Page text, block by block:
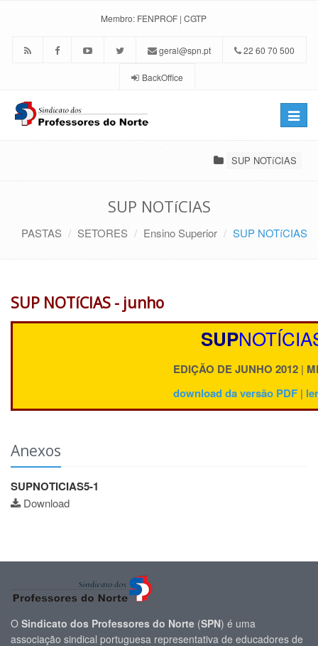
Membro: FENPROF | CGTP
geral@spn.pt 22 60 70 500
BackOffice
Toggle
SUP NOTíCIAS
SUP NOTíCIAS
PASTAS SETORES Ensino Superior SUP NOTíCIAS
SUP NOTíCIAS - junho
SUP
EDIÇÃO DE JUNHO 2012 |
download da versão PDF |
Anexos
SUPNOTICIAS5-1
Download
O Sindicato dos Professores do Norte (SPN) é uma
associação sindical portuguesa representativa de educadores de